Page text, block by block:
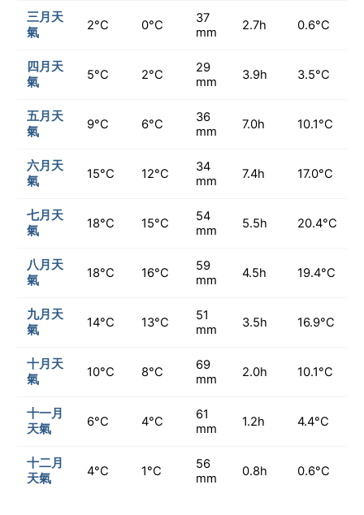
三月天
氣
2°C 0°C
37
mm
2.7h 0.6°C
四月天
氣
5°C 2°C
29
mm
3.9h 3.5°C
五月天
氣
9°C 6°C
36
mm
7.0h 10.1°C
六月天
氣
15°C 12°C
34
mm
7.4h 17.0°C
七月天
氣
18°C 15°C
54
mm
5.5h 20.4°C
八月天
氣
18°C 16°C
59
mm
4.5h 19.4°C
九月天
氣
14°C 13°C
51
mm
3.5h 16.9°C
十月天
氣
10°C 8°C
69
mm
2.0h 10.1°C
十一月
天氣
6°C 4°C
61
mm
1.2h 4.4°C
十二月
天氣
4°C 1°C
56
mm
0.8h 0.6°C